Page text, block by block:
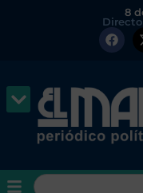
8